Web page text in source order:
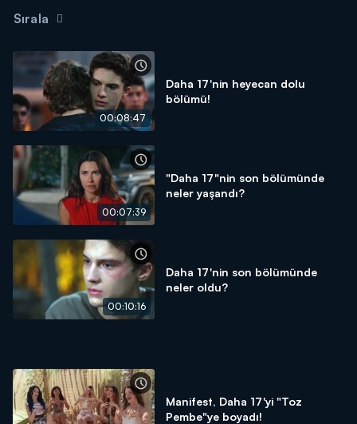
Sırala
00:08:47
Daha 17'nin heyecan dolu
bölümü!
00:07:39
"Daha 17"nin son bölümünde
neler yaşandı?
00:10:16
Daha 17'nin son bölümünde
neler oldu?
Manifest, Daha 17'yi "Toz
Pembe"ye boyadı!